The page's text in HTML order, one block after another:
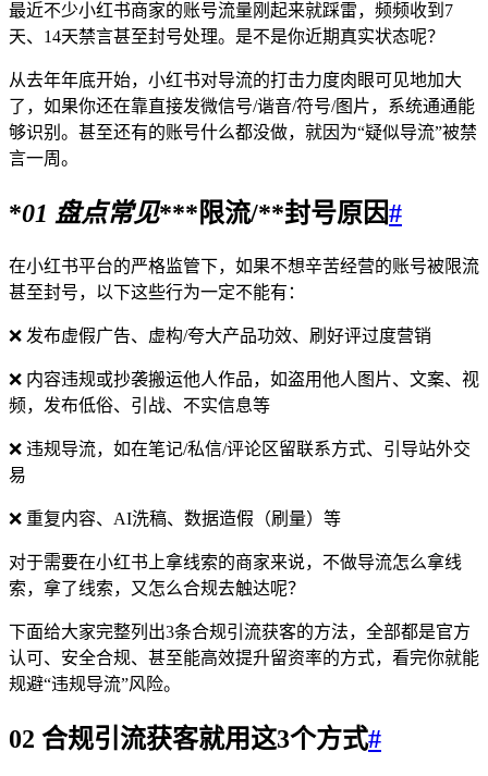
最近不少小红书商家的账号流量刚起来就踩雷，频频收到7
天、14天禁言甚至封号处理。是不是你近期真实状态呢？
从去年年底开始，小红书对导流的打击力度肉眼可见地加大
了，如果你还在靠直接发微信号/谐音/符号/图片，系统通通能
够识别。甚至还有的账号什么都没做，就因为“疑似导流”被禁
言一周。
*01 盘点常见***限流/**封号原因#
在小红书平台的严格监管下，如果不想辛苦经营的账号被限流
甚至封号，以下这些行为一定不能有：
❌ 发布虚假广告、虚构/夸大产品功效、刷好评过度营销
❌ 内容违规或抄袭搬运他人作品，如盗用他人图片、文案、视
频，发布低俗、引战、不实信息等
❌ 违规导流，如在笔记/私信/评论区留联系方式、引导站外交
易
❌ 重复内容、AI洗稿、数据造假（刷量）等
对于需要在小红书上拿线索的商家来说，不做导流怎么拿线
索，拿了线索，又怎么合规去触达呢？
下面给大家完整列出3条合规引流获客的方法，全部都是官方
认可、安全合规、甚至能高效提升留资率的方式，看完你就能
规避“违规导流”风险。
02 合规引流获客就用这3个方式#